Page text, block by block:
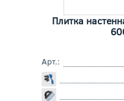
Плитка
Арт.: